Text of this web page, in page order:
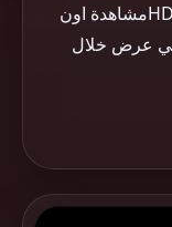
بطولة يحيي الفخراني كاملة وبجودة عالية HDمشاهدة اون
عرض خلال